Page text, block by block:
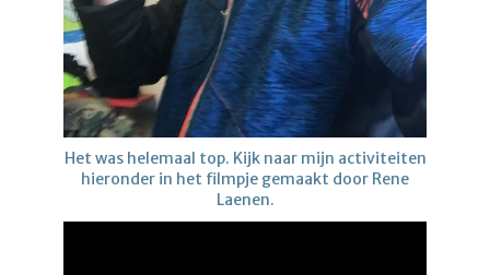
Het was helemaal top. Kijk naar mijn activiteiten
hieronder in het filmpje gemaakt door Rene
Laenen.